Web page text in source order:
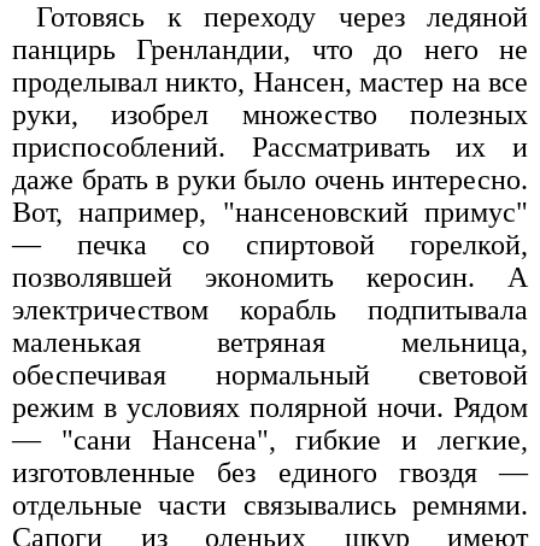
Готовясь к переходу через ледяной
панцирь Гренландии, что до него не
проделывал никто, Нансен, мастер на все
руки, изобрел множество полезных
приспособлений. Рассматривать их и
даже брать в руки было очень интересно.
Вот, например, "нансеновский примус"
— печка со спиртовой горелкой,
позволявшей экономить керосин. А
электричеством корабль подпитывала
маленькая ветряная мельница,
обеспечивая нормальный световой
режим в условиях полярной ночи. Рядом
— "сани Нансена", гибкие и легкие,
изготовленные без единого гвоздя —
отдельные части связывались ремнями.
Сапоги из оленьих шкур имеют